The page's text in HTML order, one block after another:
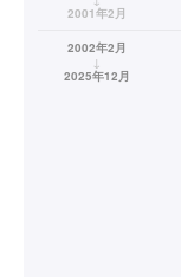
2001年2月
2002年2月
↓
2025年12月